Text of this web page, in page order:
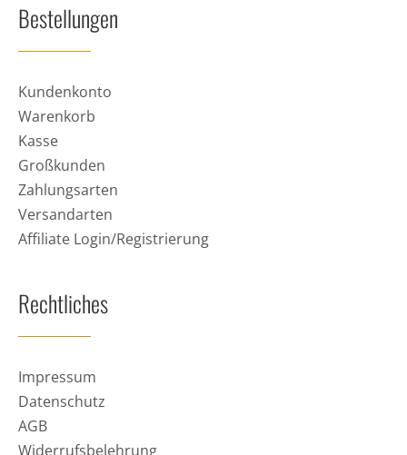
Bestellungen
Kundenkonto
Warenkorb
Kasse
Großkunden
Zahlungsarten
Versandarten
Affiliate Login/Registrierung
Rechtliches
Impressum
Datenschutz
AGB
Widerrufsbelehrung